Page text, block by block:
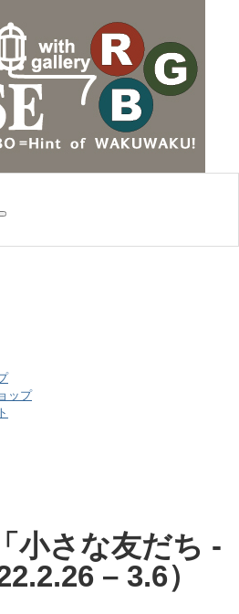
ップ
小さな友だち -
– 3.6）